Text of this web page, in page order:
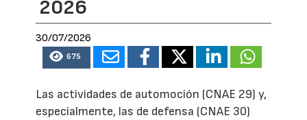
2026
30/07/2026
675
Las actividades de automoción (CNAE 29) y,
especialmente, las de defensa (CNAE 30)